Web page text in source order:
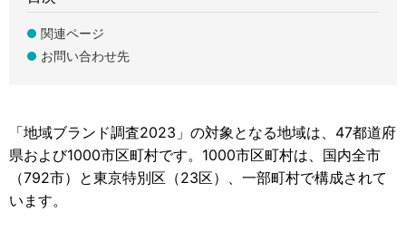
関連ページ
お問い合わせ先
「地域ブランド調査2023」の対象となる地域は、47都道府
県および1000市区町村です。1000市区町村は、国内全市
（792市）と東京特別区（23区）、一部町村で構成されて
います。